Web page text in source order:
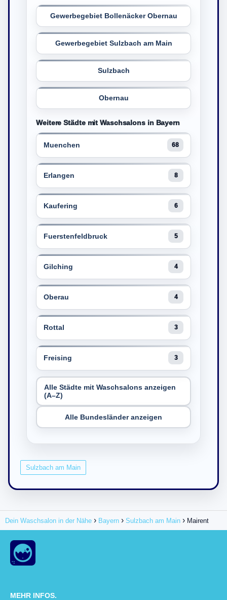
Gewerbegebiet Bollenäcker Obernau
Gewerbegebiet Sulzbach am Main
Sulzbach
Obernau
Weitere Städte mit Waschsalons in Bayern
Muenchen 68
Erlangen 8
Kaufering 6
Fuerstenfeldbruck 5
Gilching 4
Oberau 4
Rottal 3
Freising 3
Alle Städte mit Waschsalons anzeigen
(A–Z)
Alle Bundesländer anzeigen
Sulzbach am Main
Dein Waschsalon in der Nähe Bayern Sulzbach am Main Mairent
MEHR INFOS.